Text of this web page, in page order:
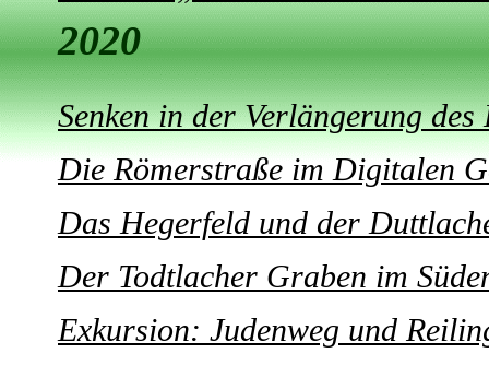
2020
Senken in der Verlängerung
Die Römerstraße im Digitalen
Das Hegerfeld und der
Der Todtlacher Graben im
Exkursion: Judenweg und